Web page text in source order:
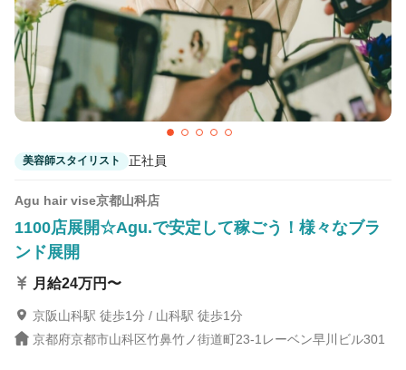
詳細条件
詳細条件を変更
この条件の求人数
美容師スタイリスト 正社員
Agu hair vise京都山科店
1100店展開☆Agu.で安定して稼ごう！様々なブラ
ンド展開
月給24万円〜
京阪山科駅 徒歩1分 / 山科駅 徒歩1分
京都府京都市山科区竹鼻竹ノ街道町23-1レーベン早川ビル301